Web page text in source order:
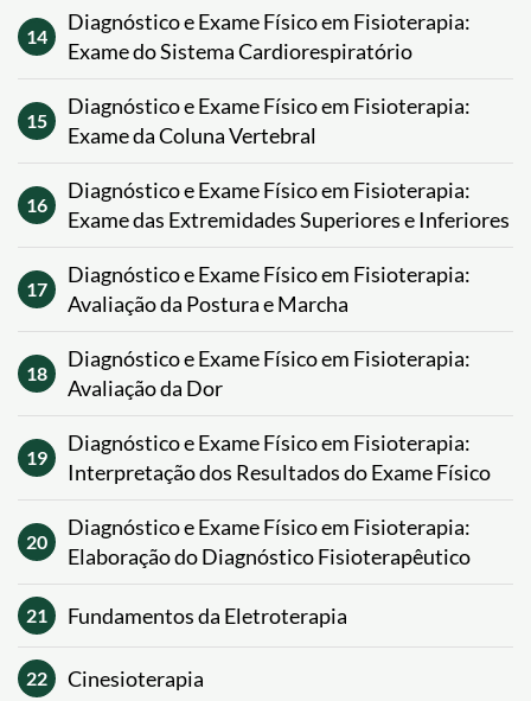
14
Diagnóstico e Exame Físico em Fisioterapia:
Exame do Sistema Cardiorespiratório
15
Diagnóstico e Exame Físico em Fisioterapia:
Exame da Coluna Vertebral
16
Diagnóstico e Exame Físico em Fisioterapia:
Exame das Extremidades Superiores e Inferiores
17
Diagnóstico e Exame Físico em Fisioterapia:
Avaliação da Postura e Marcha
18
Diagnóstico e Exame Físico em Fisioterapia:
Avaliação da Dor
19
Diagnóstico e Exame Físico em Fisioterapia:
Interpretação dos Resultados do Exame Físico
20
Diagnóstico e Exame Físico em Fisioterapia:
Elaboração do Diagnóstico Fisioterapêutico
21 Fundamentos da Eletroterapia
22 Cinesioterapia